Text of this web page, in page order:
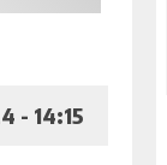
- 14:15